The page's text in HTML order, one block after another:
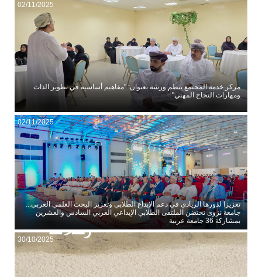
02/11/2025
مركز خدمة المجتمع ينظم ورشة بعنوان: "مفاهيم أساسية في تطوير الذات
ومهارات النجاح المهني"
02/11/2025
تعزيزا لدورها الريادي في دعم الإبداع الطلابي وتعزيز البحث العلمي العربي...
جامعة نزوى تحتضن الملتقى الطلابي الإبداعي العربي السادس والعشرين
بمشاركة 36 جامعة عربية
30/10/2025